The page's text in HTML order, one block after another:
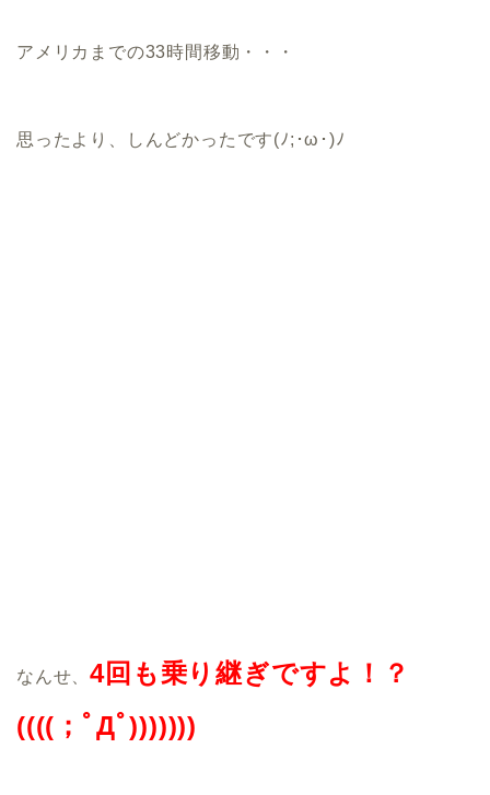
アメリカまでの33時間移動・・・
思ったより、しんどかったです(ﾉ;･ω･)ﾉ
なんせ、4回も乗り継ぎですよ！？
((((；ﾟДﾟ)))))))